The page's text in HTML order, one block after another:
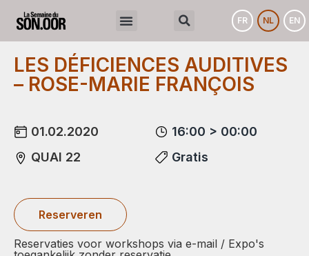
FR NL EN
LES DÉFICIENCES AUDITIVES
– ROSE-MARIE FRANÇOIS
01.02.2020
QUAI 22
16:00 > 00:00
Gratis
Reserveren
Reservaties voor workshops via e-mail / Expo's